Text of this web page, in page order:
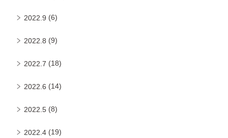
2022.9 (6)
2022.8 (9)
2022.7 (18)
2022.6 (14)
2022.5 (8)
2022.4 (19)